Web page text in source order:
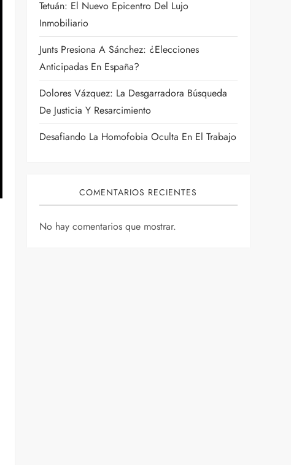
Tetuán: El Nuevo Epicentro Del Lujo
Inmobiliario
Junts Presiona A Sánchez: ¿Elecciones
Anticipadas En España?
Dolores Vázquez: La Desgarradora Búsqueda
De Justicia Y Resarcimiento
Desafiando La Homofobia Oculta En El Trabajo
COMENTARIOS RECIENTES
No hay comentarios que mostrar.